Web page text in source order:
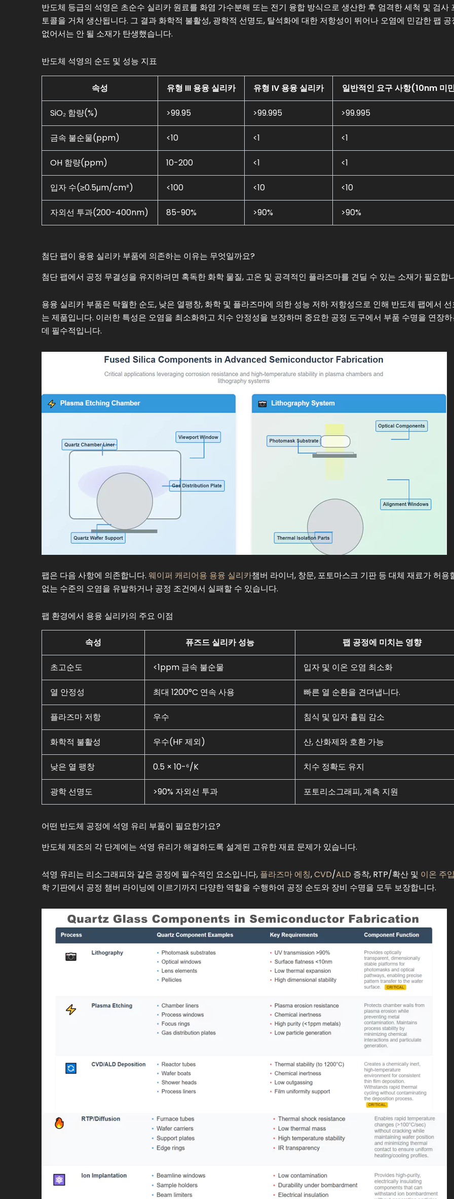
반도체 등급의 석영은 초순수 실리카 원료를 화염 가수분해 또는 전기 융합 방식으로 생산한 후 엄격한 세척 및 검사
토콜을 거쳐 생산됩니다. 그 결과 화학적 불활성, 광학적 선명도, 탈석화에 대한 저항성이 뛰어나 오염에 민감한 팹 공
없어서는 안 될 소재가 탄생했습니다.
반도체 석영의 순도 및 성능 지표
속성 유형 III 용융 실리카 유형 IV 용융 실리카 일반적인 요구 사항(10nm 미
SiO₂ 함량(%) >99.95 >99.995 >99.995
금속 불순물(ppm) <10 <1 <1
OH 함량(ppm) 10-200 <1 <1
입자 수(≥0.5μm/cm²) <100 <10 <10
자외선 투과(200-400nm) 85-90% >90% >90%
첨단 팹이 용융 실리카 부품에 의존하는 이유는 무엇일까요?
첨단 팹에서 공정 무결성을 유지하려면 혹독한 화학 물질, 고온 및 공격적인 플라즈마를 견딜 수 있는 소재가 필요합
용융 실리카 부품은 탁월한 순도, 낮은 열팽창, 화학 및 플라즈마에 의한 성능 저하 저항성으로 인해 반도체 팹에서
는 제품입니다. 이러한 특성은 오염을 최소화하고 치수 안정성을 보장하며 중요한 공정 도구에서 부품 수명을 연장
데 필수적입니다.
팹은 다음 사항에 의존합니다. 웨이퍼 캐리어용 용융 실리카챔버 라이너, 창문, 포토마스크 기판 등 대체 재료가 허용
없는 수준의 오염을 유발하거나 공정 조건에서 실패할 수 있습니다.
팹 환경에서 용융 실리카의 주요 이점
속성 퓨즈드 실리카 성능 팹 공정에 미치는 영향
초고순도 <1ppm 금속 불순물 입자 및 이온 오염 최소화
열 안정성 최대 1200°C 연속 사용 빠른 열 순환을 견뎌냅니다.
플라즈마 저항 우수 침식 및 입자 흘림 감소
화학적 불활성 우수(HF 제외) 산, 산화제와 호환 가능
낮은 열 팽창 0.5 × 10-⁶/K 치수 정확도 유지
광학 선명도 >90% 자외선 투과 포토리소그래피, 계측 지원
어떤 반도체 공정에 석영 유리 부품이 필요한가요?
반도체 제조의 각 단계에는 석영 유리가 해결하도록 설계된 고유한 재료 문제가 있습니다.
석영 유리는 리소그래피와 같은 공정에 필수적인 요소입니다, 플라즈마 에칭,CVD/ALD 증착, RTP/확산 및 이온 주
학 기판에서 공정 챔버 라이닝에 이르기까지 다양한 역할을 수행하여 공정 순도와 장비 수명을 모두 보장합니다.